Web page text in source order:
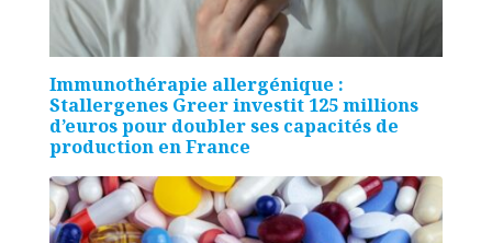
Immunothérapie allergénique :
Stallergenes Greer investit 125 millions
d’euros pour doubler ses capacités de
production en France